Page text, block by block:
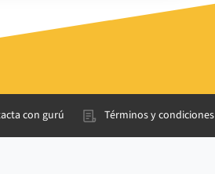
con gurú Términos y condiciones